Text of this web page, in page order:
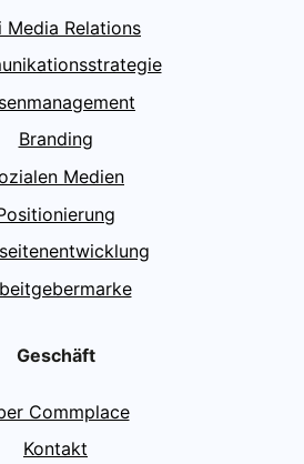
Media Relations
Branding
Medien
Geschäft
Commplace
Kontakt